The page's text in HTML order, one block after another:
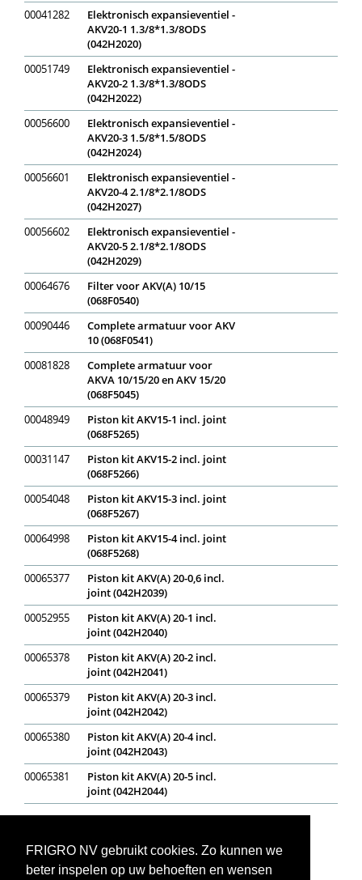
FRIGRO NV gebruikt cookies. Zo kunnen we
beter inspelen op uw behoeften en wensen
00041282
Elektronisch expansieventiel -
AKV20-1 1.3/8*1.3/8ODS
(042H2020)
00051749
Elektronisch expansieventiel -
AKV20-2 1.3/8*1.3/8ODS
(042H2022)
00056600
Elektronisch expansieventiel -
AKV20-3 1.5/8*1.5/8ODS
(042H2024)
00056601
Elektronisch expansieventiel -
AKV20-4 2.1/8*2.1/8ODS
(042H2027)
00056602
Elektronisch expansieventiel -
AKV20-5 2.1/8*2.1/8ODS
(042H2029)
00064676
Filter voor AKV(A) 10/15
(068F0540)
00090446
Complete armatuur voor AKV
10 (068F0541)
00081828
Complete armatuur voor
AKVA 10/15/20 en AKV 15/20
(068F5045)
00048949
Piston kit AKV15-1 incl. joint
(068F5265)
00031147
Piston kit AKV15-2 incl. joint
(068F5266)
00054048
Piston kit AKV15-3 incl. joint
(068F5267)
00064998
Piston kit AKV15-4 incl. joint
(068F5268)
00065377
Piston kit AKV(A) 20-0,6 incl.
joint (042H2039)
00052955
Piston kit AKV(A) 20-1 incl.
joint (042H2040)
00065378
Piston kit AKV(A) 20-2 incl.
joint (042H2041)
00065379
Piston kit AKV(A) 20-3 incl.
joint (042H2042)
00065380
Piston kit AKV(A) 20-4 incl.
joint (042H2043)
00065381
Piston kit AKV(A) 20-5 incl.
joint (042H2044)
Voorraadweergave onder voorbehoud van verkoop